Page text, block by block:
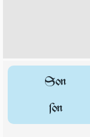
Son
ſon